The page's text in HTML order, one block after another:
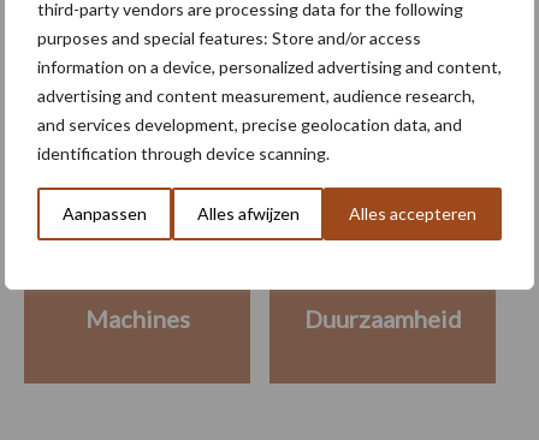
third-party vendors are processing data for the following
purposes and special features: Store and/or access
information on a device, personalized advertising and content,
advertising and content measurement, audience research,
and services development, precise geolocation data, and
identification through device scanning.
Aanpassen Alles afwijzen Alles accepteren
Meer lezen over:
Machines Duurzaamheid